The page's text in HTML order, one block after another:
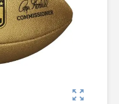
zoom_out_map